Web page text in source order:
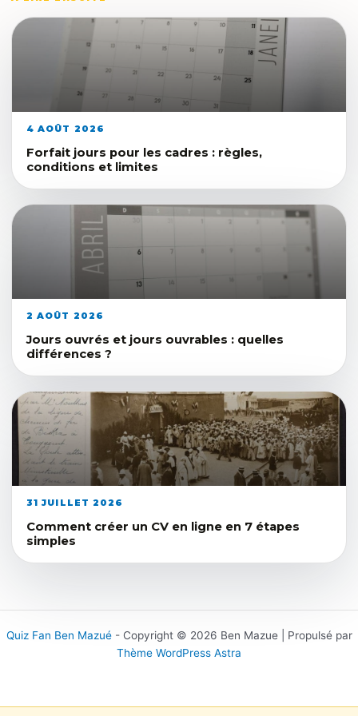
4 AOÛT 2026
Forfait jours pour les cadres : règles,
conditions et limites
2 AOÛT 2026
Jours ouvrés et jours ouvrables : quelles
différences ?
31 JUILLET 2026
Comment créer un CV en ligne en 7 étapes
simples
Quiz Fan Ben Mazué- Copyright © 2026 Ben Mazue | Propulsé par
Thème WordPress Astra